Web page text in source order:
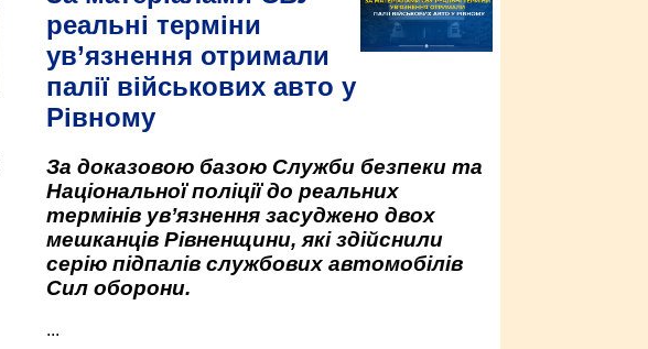
реальні терміни
ув’язнення отримали
палії військових авто у
Рівному
За доказовою базою Служби безпеки та
Національної поліції до реальних
термінів ув’язнення засуджено двох
мешканців Рівненщини, які здійснили
серію підпалів службових автомобілів
Сил оборони.
...